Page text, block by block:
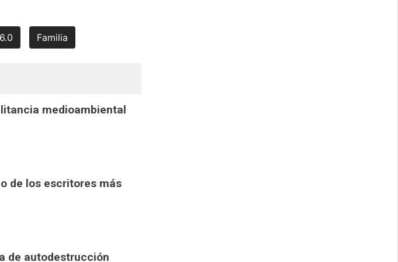
6.0 Familia
medioambiental
de los escritores más
de autodestrucción